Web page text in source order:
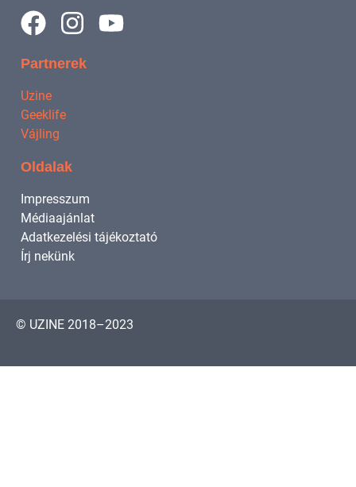
Partnerek
Uzine
Geeklife
Vájling
Oldalak
Impresszum
Médiaajánlat
Adatkezelési tájékoztató
Írj nekünk
© UZINE 2018–2023